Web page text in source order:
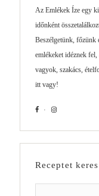
Az Emlékek Íze egy
időnként
Beszélgetünk, főzünk
emlékeket idéznek
vagyok, szakács,
itt vagy!
Receptet